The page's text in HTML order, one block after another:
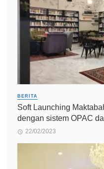
BERITA
Soft Launching
dengan sistem OPAC
22/02/2023